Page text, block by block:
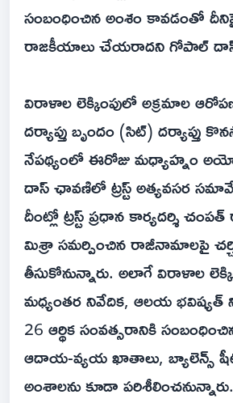
సంబంధించిన అంశం కావడంతో
రాజకీయాలు చేయరాదని గోపాల్‌ దాస్‌
విరాళాల లెక్కింపులో అక్రమాల
దర్యాప్తు బృందం (సిట్‌) దర్యాప్తు
నేపథ్యంలో ఈరోజు మధ్యాహ్నం
దాస్‌ ఛావణిలో ట్రస్ట్‌ అత్యవసర
దీంట్లో ట్రస్ట్‌ ప్రధాన కార్యదర్శి
మిశ్రా సమర్పించిన రాజీనామాలపై
తీసుకోనున్నారు. అలాగే విరాళాల
మధ్యంతర నివేదిక, ఆలయ భవిష్యత్‌
26 ఆర్థిక సంవత్సరానికి
ఆదాయ-వ్యయ ఖాతాలు, బ్యాలెన్స్‌
అంశాలను కూడా పరిశీలించనున్నారు.